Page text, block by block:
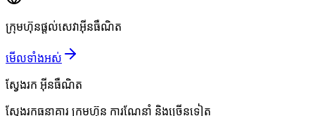
ក្រុមហ៊ុនផ្តល់សេវាអ៊ីនធឺណិត
មើលទាំងអស់
ស្វែងរក អ៊ីនធឺណិត
ស្វែងរកធនាគារ ក្រុមហ៊ុន ការណែនាំ និងច្រើនទៀត